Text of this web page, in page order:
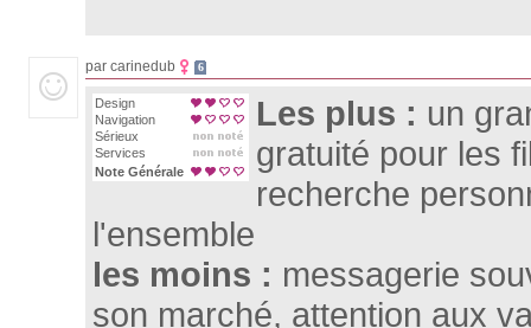
par carinedub 6
Design
Navigation
Sérieux
Services
Note Générale
Les plus : un
gratuité pour les
recherche
l'ensemble
les moins : messagerie
son marché, attention aux